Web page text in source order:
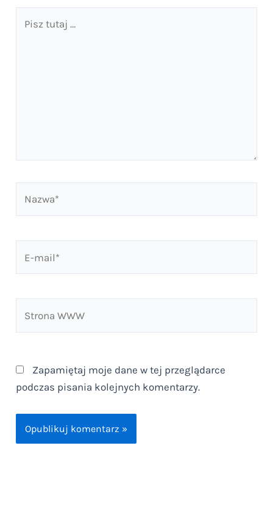
tutaj
mail*
WWW
Zapamiętaj moje dane w tej przeglądarce
podczas pisania kolejnych komentarzy.